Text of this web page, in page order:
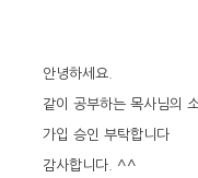
안녕하세요.
같이 공부하는 목사님의
가입 승인 부탁합니다
감사합니다. ^^